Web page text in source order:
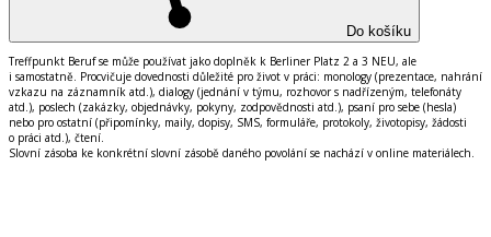
Do košíku
Treffpunkt Beruf se může používat jako doplněk k Berliner Platz 2 a 3 NEU, ale
i samostatně. Procvičuje dovednosti důležité pro život v práci: monology (prezentace, nahrání
vzkazu na záznamník atd.), dialogy (jednání v týmu, rozhovor s nadřízeným, telefonáty
atd.), poslech (zakázky, objednávky, pokyny, zodpovědnosti atd.), psaní pro sebe (hesla)
nebo pro ostatní (připomínky, maily, dopisy, SMS, formuláře, protokoly, životopisy, žádosti
o práci atd.), čtení
Slovní zásoba ke konkrétní slovní zásobě daného povolání se nachází v online materiálech.